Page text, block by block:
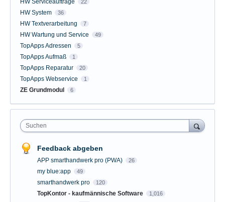
HW Serviceaufträge 22
HW System 36
HW Textverarbeitung 7
HW Wartung und Service 49
TopApps Adressen 5
TopApps Aufmaß 1
TopApps Reparatur 20
TopApps Webservice 1
ZE Grundmodul 6
Suchen
Feedback abgeben
APP smarthandwerk pro (PWA) 26
my blue:app 49
smarthandwerk pro 120
TopKontor - kaufmännische Software 1,016